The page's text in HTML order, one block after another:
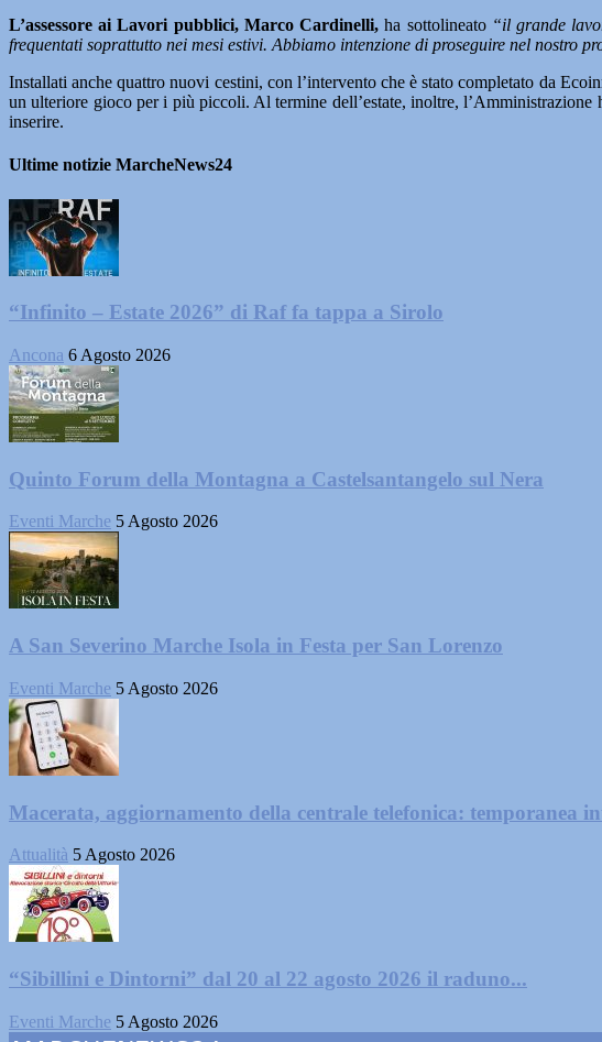
L’assessore ai Lavori pubblici, Marco Cardinelli, ha sottolineato “il grande
frequentati soprattutto nei mesi estivi. Abbiamo intenzione di proseguire nel nostro
Installati anche quattro nuovi cestini, con l’intervento che è stato completato da
un ulteriore gioco per i più piccoli. Al termine dell’estate, inoltre,
inserire.
Ultime notizie MarcheNews24
“Infinito – Estate 2026” di Raf fa tappa a Sirolo
Ancona 6 Agosto 2026
Quinto Forum della Montagna a Castelsantangelo sul Nera
Eventi Marche 5 Agosto 2026
A San Severino Marche Isola in Festa per San Lorenzo
Eventi Marche 5 Agosto 2026
Macerata, aggiornamento della centrale telefonica: temporanea
Attualità 5 Agosto 2026
“Sibillini e Dintorni” dal 20 al 22 agosto 2026 il raduno...
Eventi Marche 5 Agosto 2026